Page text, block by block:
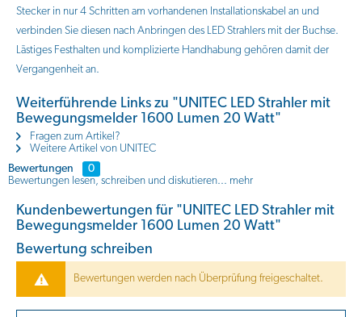
Stecker in nur 4 Schritten am vorhandenen Installationskabel an und
verbinden Sie diesen nach Anbringen des LED Strahlers mit der Buchse.
Lästiges Festhalten und komplizierte Handhabung gehören damit der
Vergangenheit an.
Weiterführende Links zu "UNITEC LED Strahler mit
Bewegungsmelder 1600 Lumen 20 Watt"
Fragen zum Artikel?
Weitere Artikel von UNITEC
Bewertungen
0
Bewertungen lesen, schreiben und diskutieren... mehr
Kundenbewertungen für "UNITEC LED Strahler mit
Bewegungsmelder 1600 Lumen 20 Watt"
Bewertung schreiben
Bewertungen werden nach Überprüfung freigeschaltet.